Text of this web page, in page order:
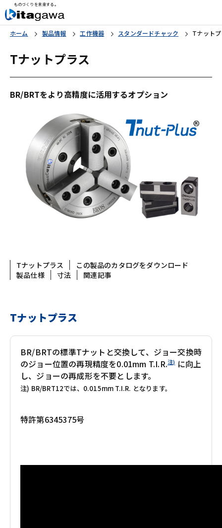
ものづくりを未来する。
ホーム 製品情報 工作機器 スタンダードチャック Tナット
Tナットプラス
BR/BRTをより高精度に活用するオプション
Tナットプラス
この製品のカタログをダウンロード
製品仕様
寸法 関連記事
Tナットプラス
BR/BRTの標準Tナットと交換して、ジョー交換時
のジョー位置の再現精度を0.01mm T.I.R.注)に向上
し、ジョーの再成形を不要とします。
注) BR/BRT12では、0.015mm T.I.R. となります。
特許第6345375号